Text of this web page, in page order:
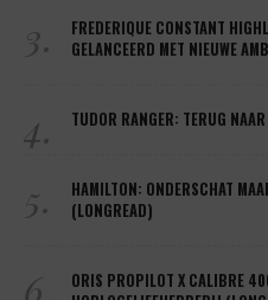
3.
FREDERIQUE CONSTANT
GELANCEERD MET NIEUWE
4. TUDOR RANGER: TERUG
5.
HAMILTON: ONDERSCHAT
(LONGREAD)
6.
ORIS PROPILOT X CALIBRE